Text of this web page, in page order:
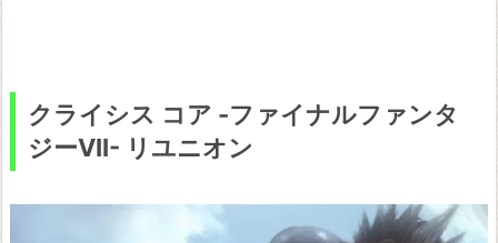
クライシス コア -ファイナルファンタ
ジーVII- リユニオン